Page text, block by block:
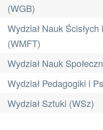
(WGB)
Wydział Nauk
(WMFT)
Wydział Nauk
Wydział Pedagogiki i
Wydział Sztuki (WSz)